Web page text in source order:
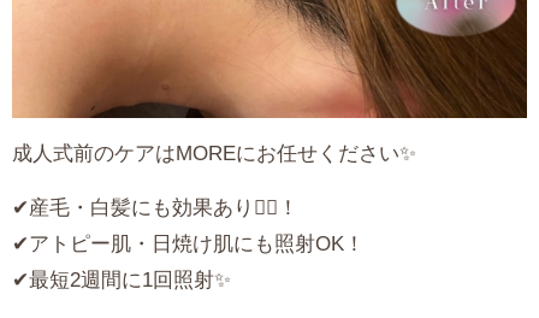
成人式前のケアはMOREにお任せください✨
✔︎︎︎︎産毛・白髪にも効果あり🙆‍♀️！
✔︎︎︎︎アトピー肌・日焼け肌にも照射OK！
✔︎︎︎︎最短2週間に1回照射✨